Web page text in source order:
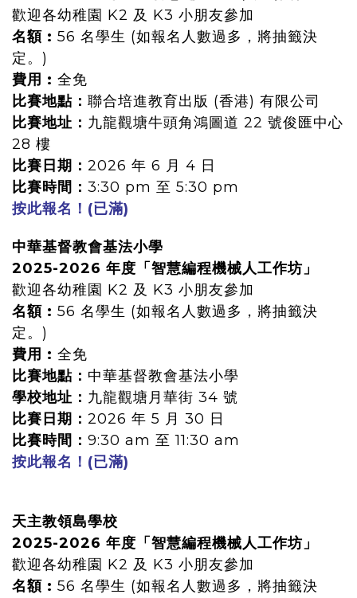
歡迎各幼稚園 K2 及 K3 小朋友參加
名額 : 56 名學生 (如報名人數過多，將抽籤決
定。)
費用 : 全免
比賽地點： 聯合培進教育出版 (香港) 有限公司
比賽地址： 九龍觀塘牛頭角鴻圖道 22 號俊匯中心
28 樓
比賽日期： 2026 年 6 月 4 日
比賽時間： 3:30 pm 至 5:30 pm
按此報名！(已滿)
中華基督教會基法小學
2025-2026 年度「智慧編程機械人工作坊」
歡迎各幼稚園 K2 及 K3 小朋友參加
名額 : 56 名學生 (如報名人數過多，將抽籤決
定。)
費用 : 全免
比賽地點： 中華基督教會基法小學
學校地址： 九龍觀塘月華街 34 號
比賽日期： 2026 年 5 月 30 日
比賽時間： 9:30 am 至 11:30 am
按此報名！(已滿)
天主教領島學校
2025-2026 年度「智慧編程機械人工作坊」
歡迎各幼稚園 K2 及 K3 小朋友參加
名額 : 56 名學生 (如報名人數過多，將抽籤決